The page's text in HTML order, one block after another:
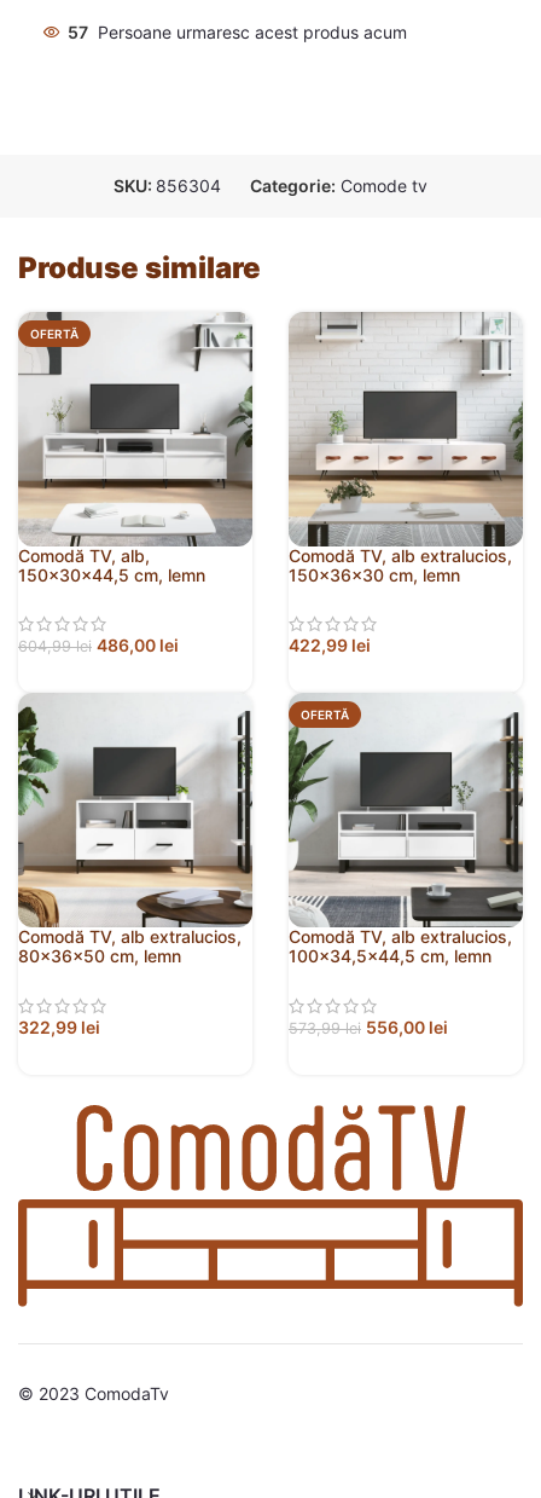
57 Persoane urmaresc acest produs acum
SKU: 856304 Categorie: Comode tv
Produse similare
OFERTĂ
Comodă TV, alb,
150x30x44,5 cm, lemn
604,99lei 486,00 lei
Comodă TV, alb extralucios,
150x36x30 cm, lemn
422,99 lei
Comodă TV, alb extralucios,
80x36x50 cm, lemn
322,99 lei
OFERTĂ
Comodă TV, alb extralucios,
100×34,5×44,5 cm, lemn
573,99lei 556,00 lei
© 2023 ComodaTv